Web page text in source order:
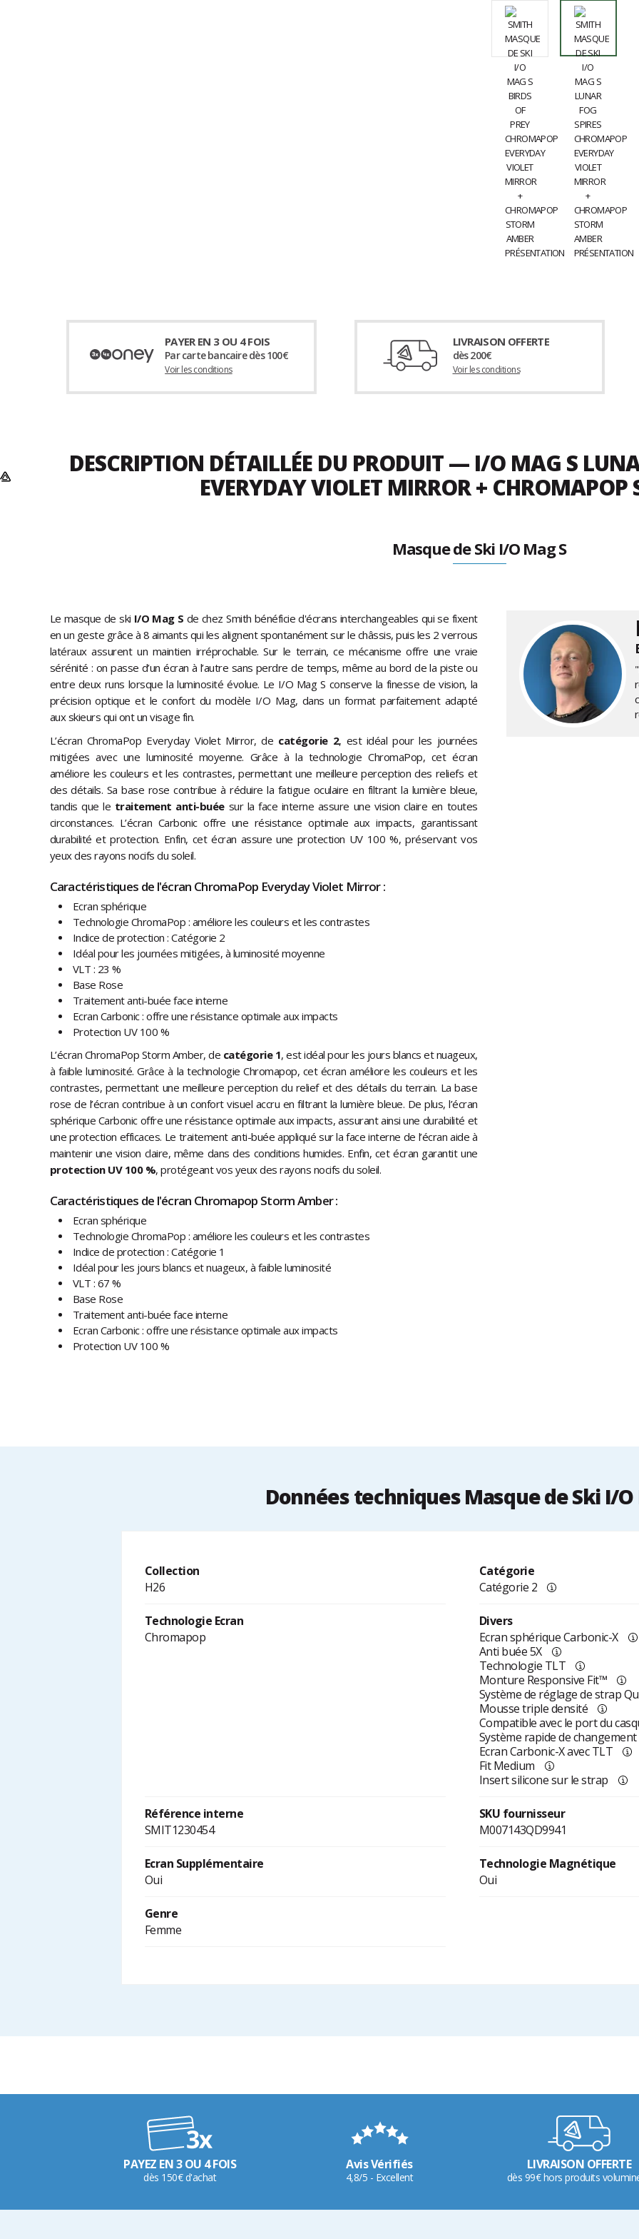
PAYER EN 3 OU 4 FOIS
Par carte bancaire dès 100€
Voir les conditions
LIVRAISON OFFERTE
dès 200€
Voir les conditions
DESCRIPTION DÉTAILLÉE DU PRODUIT — I/O MAG S
EVERYDAY VIOLET MIRROR + CHROMAPOP
Masque de Ski I/O Mag S
Le masque de ski I/O Mag S de chez Smith bénéficie d'écrans interchangeables qui se fixent
en un geste grâce à 8 aimants qui les alignent spontanément sur le châssis, puis les 2 verrous
latéraux assurent un maintien irréprochable. Sur le terrain, ce mécanisme offre une vraie
sérénité : on passe d’un écran à l’autre sans perdre de temps, même au bord de la piste ou
entre deux runs lorsque la luminosité évolue. Le I/O Mag S conserve la finesse de vision, la
précision optique et le confort du modèle I/O Mag, dans un format parfaitement adapté
aux skieurs qui ont un visage fin.
L’écran ChromaPop Everyday Violet Mirror, de catégorie 2, est idéal pour les journées
mitigées avec une luminosité moyenne. Grâce à la technologie ChromaPop, cet écran
améliore les couleurs et les contrastes, permettant une meilleure perception des reliefs et
des détails. Sa base rose contribue à réduire la fatigue oculaire en filtrant la lumière bleue,
tandis que le traitement anti-buée sur la face interne assure une vision claire en toutes
circonstances. L’écran Carbonic offre une résistance optimale aux impacts, garantissant
durabilité et protection. Enfin, cet écran assure une protection UV 100 %, préservant vos
yeux des rayons nocifs du soleil.
Caractéristiques de l'écran ChromaPop Everyday Violet Mirror :
Ecran sphérique
Technologie ChromaPop : améliore les couleurs et les contrastes
Indice de protection : Catégorie 2
Idéal pour les journées mitigées, à luminosité moyenne
VLT : 23 %
Base Rose
Traitement anti-buée face interne
Ecran Carbonic : offre une résistance optimale aux impacts
Protection UV 100 %
L’écran ChromaPop Storm Amber, de catégorie 1, est idéal pour les jours blancs et nuageux,
à faible luminosité. Grâce à la technologie Chromapop, cet écran améliore les couleurs et les
contrastes, permettant une meilleure perception du relief et des détails du terrain. La base
rose de l’écran contribue à un confort visuel accru en filtrant la lumière bleue. De plus, l’écran
sphérique Carbonic offre une résistance optimale aux impacts, assurant ainsi une durabilité et
une protection efficaces. Le traitement anti-buée appliqué sur la face interne de l’écran aide à
maintenir une vision claire, même dans des conditions humides. Enfin, cet écran garantit une
protection UV 100 %, protégeant vos yeux des rayons nocifs du soleil.
Caractéristiques de l'écran Chromapop Storm Amber :
Ecran sphérique
Technologie ChromaPop : améliore les couleurs et les contrastes
Indice de protection : Catégorie 1
Idéal pour les jours blancs et nuageux, à faible luminosité
VLT : 67 %
Base Rose
Traitement anti-buée face interne
Ecran Carbonic : offre une résistance optimale aux impacts
Protection UV 100 %
Données techniques Masque de Ski I/O
Collection
H26
Catégorie
Catégorie 2
Technologie Ecran
Chromapop
Divers
Ecran sphérique Carbonic-X
Anti buée 5X
Technologie TLT
Monture Responsive Fit™
Système de réglage de strap
Mousse triple densité
Compatible avec le port du
Système rapide de
Ecran Carbonic-X avec TLT
Fit Medium
Insert silicone sur le strap
Référence interne
SMIT1230454
SKU fournisseur
M007143QD9941
Ecran Supplémentaire
Oui
Technologie Magnétique
Oui
Genre
Femme
PAYEZ EN 3 OU 4 FOIS
dès 150€ d'achat
Avis Vérifiés
4,8/5 - Excellent
LIVRAISON OFFERTE
dès 99€ hors produits